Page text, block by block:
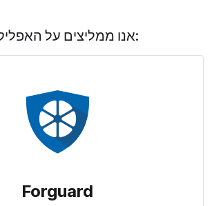
אנו ממליצים על האפליקציה:
Forguard